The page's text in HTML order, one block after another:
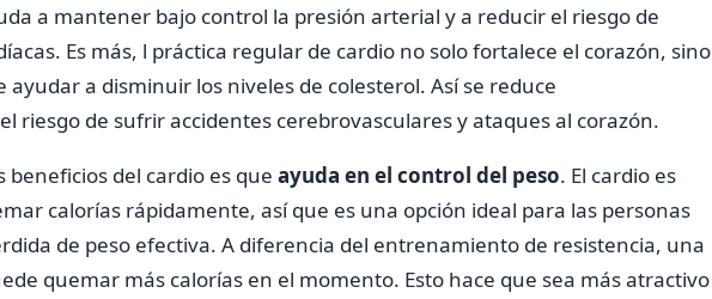
a mantener bajo control la presión arterial y a reducir el riesgo de
Es más, l práctica regular de cardio no solo fortalece el corazón, sino
a disminuir los niveles de colesterol. Así se reduce
riesgo de sufrir accidentes cerebrovasculares y ataques al corazón.
beneficios del cardio es que ayuda en el control del peso. El cardio es
calorías rápidamente, así que es una opción ideal para las personas
de peso efectiva. A diferencia del entrenamiento de resistencia, una
quemar más calorías en el momento. Esto hace que sea más atractivo